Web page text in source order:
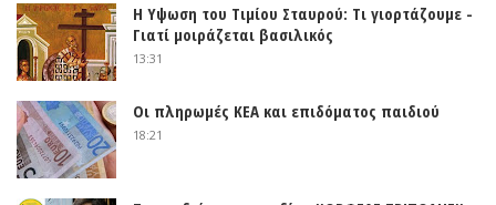
Η Υψωση του Τιμίου Σταυρού: Τι γιορτάζουμε -
Γιατί μοιράζεται βασιλικός
13:31
Οι πληρωμές ΚΕΑ και επιδόματος παιδιού
18:21